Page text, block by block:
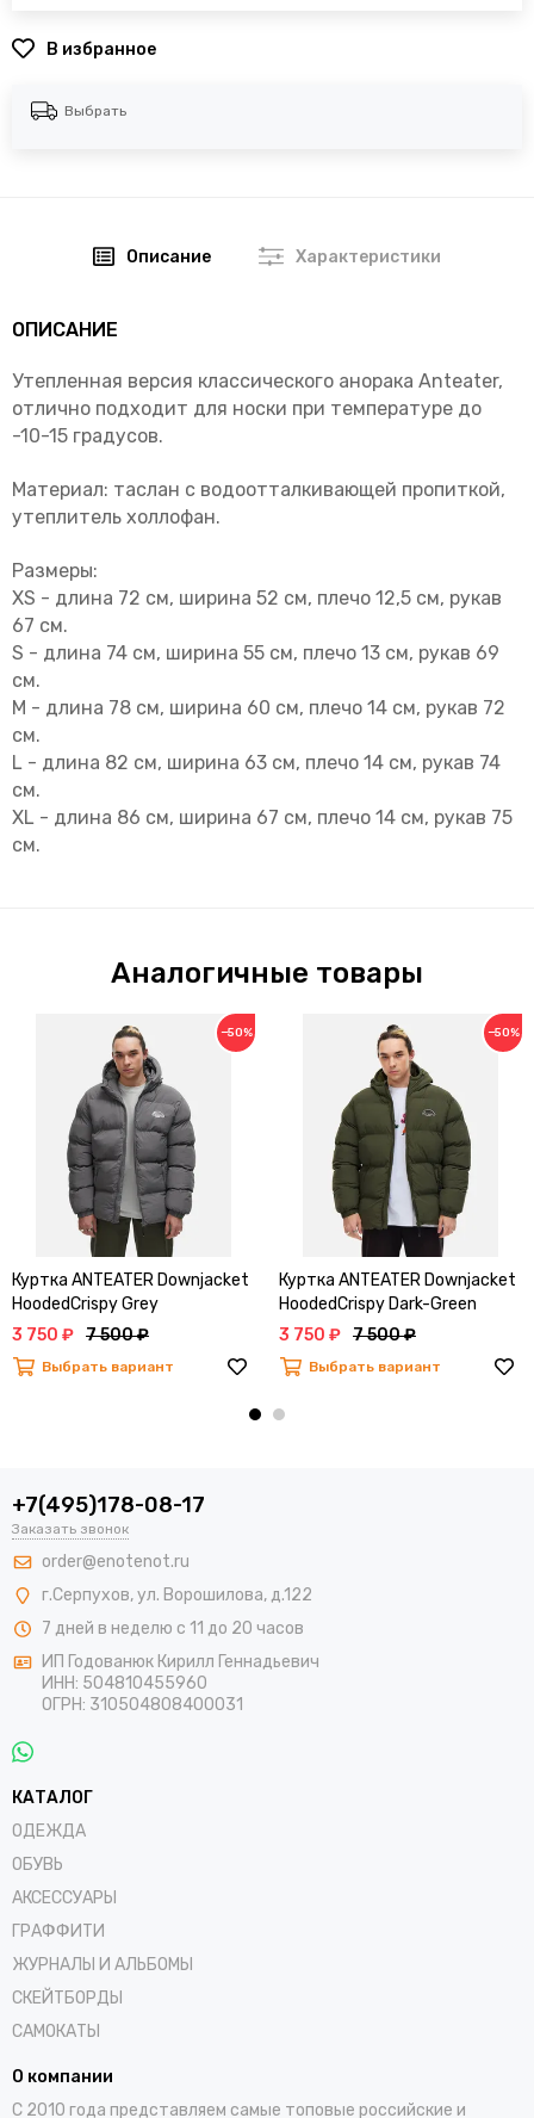
В избранное
Выбрать
Описание Характеристики
ОПИСАНИЕ
Утепленная версия классического анорака Anteater,
отлично подходит для носки при температуре до
-10-15 градусов.
Материал: таслан с водоотталкивающей пропиткой,
утеплитель холлофан.
Размеры:
XS - длина 72 см, ширина 52 см, плечо 12,5 см, рукав
67 см.
S - длина 74 см, ширина 55 см, плечо 13 см, рукав 69
см.
M - длина 78 см, ширина 60 см, плечо 14 см, рукав 72
см.
L - длина 82 см, ширина 63 см, плечо 14 см, рукав 74
см.
XL - длина 86 см, ширина 67 см, плечо 14 см, рукав 75
см.
Аналогичные товары
−50%
Куртка ANTEATER Downjacket
HoodedCrispy Grey
3 750 ₽ 7 500 ₽
Выбрать вариант
−50%
Куртка ANTEATER Downjacket
HoodedCrispy Dark-Green
3 750 ₽ 7 500 ₽
Выбрать вариант
+7(495)178-08-17
Заказать звонок
order@enotenot.ru
г.Серпухов, ул. Ворошилова, д.122
7 дней в неделю с 11 до 20 часов
ИП Годованюк Кирилл Геннадьевич
ИНН: 504810455960
ОГРН: 310504808400031
КАТАЛОГ
ОДЕЖДА
ОБУВЬ
АКСЕССУАРЫ
ГРАФФИТИ
ЖУРНАЛЫ И АЛЬБОМЫ
СКЕЙТБОРДЫ
САМОКАТЫ
О компании
С 2010 года представляем самые топовые российские и